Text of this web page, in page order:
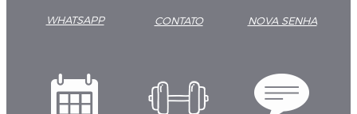
WHATSAPP CONTATO NOVA SENHA